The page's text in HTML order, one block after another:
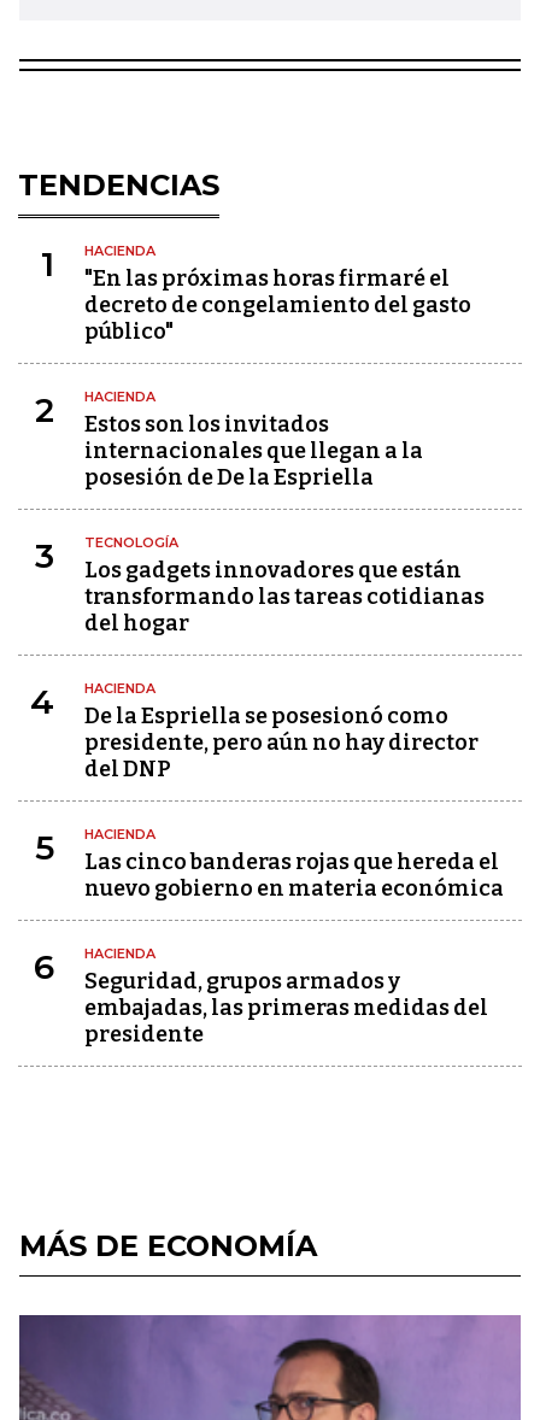
TENDENCIAS
1 HACIENDA
"En las próximas horas firmaré el
decreto de congelamiento del gasto
público"
2 HACIENDA
Estos son los invitados
internacionales que llegan a la
posesión de De la Espriella
3 TECNOLOGÍA
Los gadgets innovadores que están
transformando las tareas cotidianas
del hogar
4 HACIENDA
De la Espriella se posesionó como
presidente, pero aún no hay director
del DNP
5 HACIENDA
Las cinco banderas rojas que hereda el
nuevo gobierno en materia económica
6 HACIENDA
Seguridad, grupos armados y
embajadas, las primeras medidas del
presidente
MÁS DE ECONOMÍA